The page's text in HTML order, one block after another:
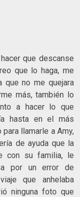
que descanse
que lo haga, me
que no me quejara
más, también lo
a hacer lo que
hasta en el más
llamarle a Amy,
de ayuda que la
con su familia, le
por un error de
que anhelaba
ninguna foto que